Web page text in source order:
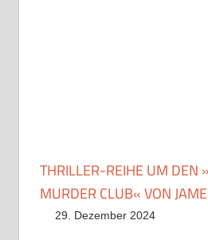
THRILLER-REIHE UM DEN
MURDER CLUB« VON
29. Dezember 2024